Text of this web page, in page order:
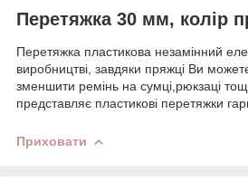
Перетяжка 30 мм, колір
Перетяжка пластикова незамінний
виробництві, завдяки пряжці Ви
зменшити ремінь на сумці,рюкзаці
представляє пластикові перетяжки
Приховати